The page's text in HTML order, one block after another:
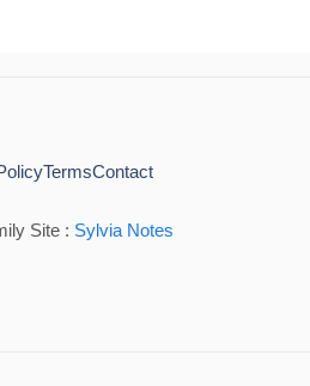
Site : Sylvia Notes
TermsContact